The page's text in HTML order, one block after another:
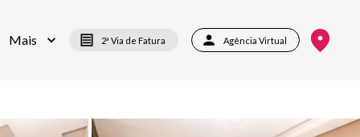
Mais 2ª Via de Fatura Agência Virtual